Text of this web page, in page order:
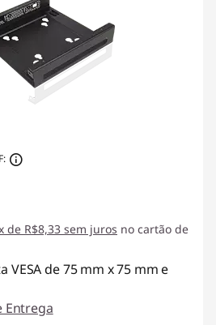
:-R$12,00
de R$8,33 sem juros no cartão de
de 75 mm x 75 mm e
Entrega